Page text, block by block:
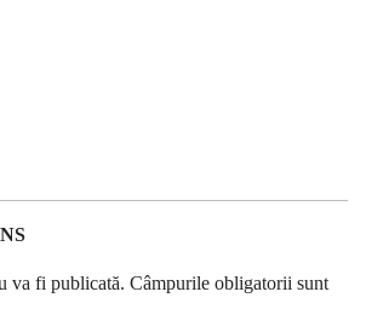
va fi publicată. Câmpurile obligatorii sunt